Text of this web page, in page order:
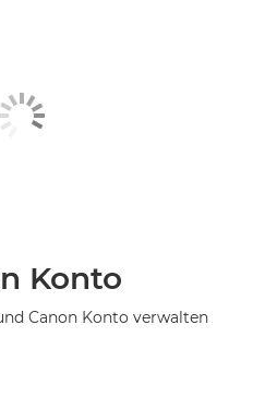
Konto
Canon Konto verwalten